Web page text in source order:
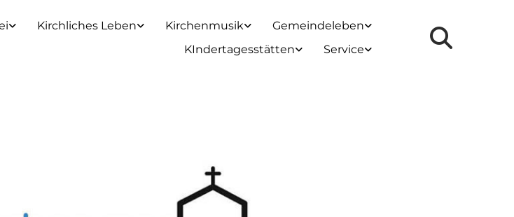
Kirchliches Leben Kirchenmusik
Gemeindeleben
KIndertagesstätten
Service